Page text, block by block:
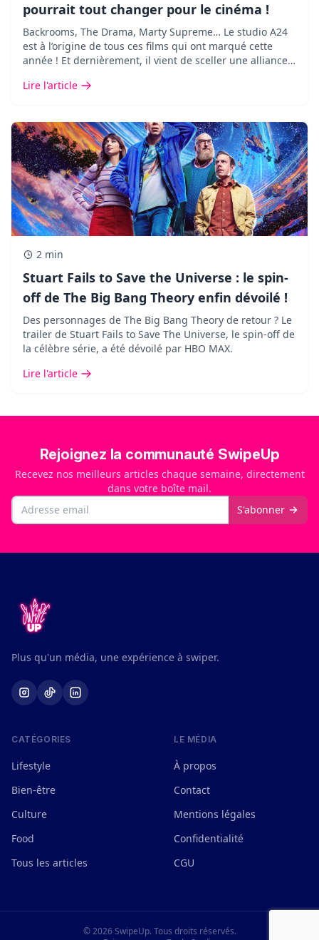
pourrait tout changer pour le cinéma !
Backrooms, The Drama, Marty Supreme… Le studio A24
est à l’origine de tous ces films qui ont marqué cette
année ! Et dernièrement, il vient de sceller une alliance
Lire l'article
2 min
Stuart Fails to Save the Universe : le spin-
off de The Big Bang Theory enfin dévoilé !
Des personnages de The Big Bang Theory de retour ? Le
trailer de Stuart Fails to Save The Universe, le spin-off de
la célèbre série, a été dévoilé par HBO MAX.
Lire l'article
Rejoignez la communauté SwipeUp
Recevez nos meilleurs articles chaque semaine, directement
dans votre boîte mail.
Email S'abonner
Plus qu'un média, une expérience à swiper.
CATÉGORIES
Lifestyle
Bien-être
Culture
Food
Tous les articles
LE MÉDIA
À propos
Contact
Mentions légales
Confidentialité
CGU
© 2026 SwipeUp. Tous droits réservés.